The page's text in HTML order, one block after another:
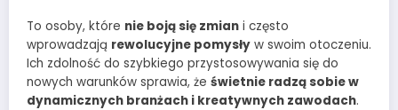
To osoby, które nie boją się zmian i często
wprowadzają rewolucyjne pomysły w swoim otoczeniu.
Ich zdolność do szybkiego przystosowywania się do
nowych warunków sprawia, że świetnie radzą sobie w
dynamicznych branżach i kreatywnych zawodach.